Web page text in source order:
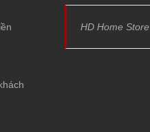
HD Home Store